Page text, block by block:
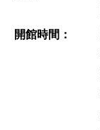
開館時間：